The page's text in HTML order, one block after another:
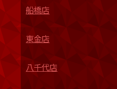
船橋店
東金店
八千代店